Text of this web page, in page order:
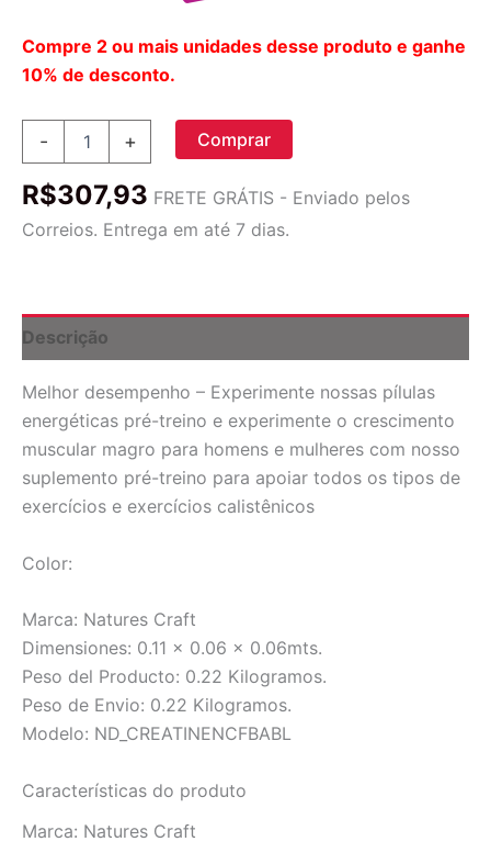
Compre 2 ou mais unidades desse produto e ganhe
10% de desconto.
-
Trifásicos
-
M
quantidade
+ Comprar
R$307,93 FRETE GRÁTIS - Enviado pelos
Correios. Entrega em até 7 dias.
Descrição
Melhor desempenho – Experimente nossas pílulas
energéticas pré-treino e experimente o crescimento
muscular magro para homens e mulheres com nosso
suplemento pré-treino para apoiar todos os tipos de
exercícios e exercícios calistênicos
Color:
Marca: Natures Craft
Dimensiones: 0.11 x 0.06 x 0.06mts.
Peso del Producto: 0.22 Kilogramos.
Peso de Envio: 0.22 Kilogramos.
Modelo: ND_CREATINENCFBABL
Características do produto
Marca: Natures Craft